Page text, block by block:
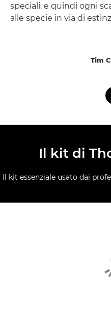
speciali, e quindi ogni
alle specie in via di
Tim
Il kit di
Il kit essenziale usato dai